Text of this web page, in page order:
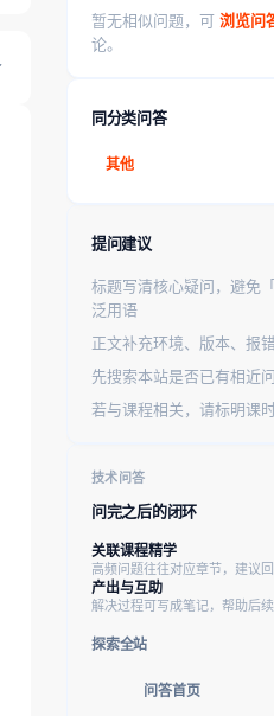
暂无相似问题，可 浏览问
论。
同分类问答
其他
提问建议
标题写清核心疑问，避免
泛用语
正文补充环境、版本、报
先搜索本站是否已有相近
若与课程相关，请标明课
技术问答
问完之后的闭环
关联课程精学
高频问题往往对应章节，建议回
产出与互助
解决过程可写成笔记，帮助后续
探索全站
问答首页